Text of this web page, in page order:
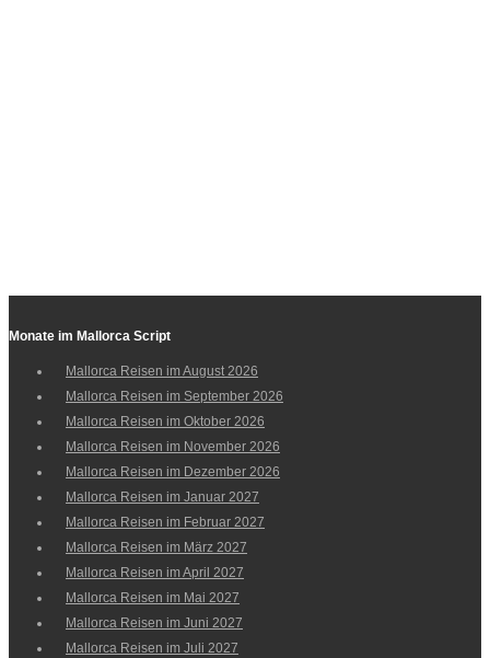
Monate im Mallorca Script
Mallorca Reisen im August 2026
Mallorca Reisen im September 2026
Mallorca Reisen im Oktober 2026
Mallorca Reisen im November 2026
Mallorca Reisen im Dezember 2026
Mallorca Reisen im Januar 2027
Mallorca Reisen im Februar 2027
Mallorca Reisen im März 2027
Mallorca Reisen im April 2027
Mallorca Reisen im Mai 2027
Mallorca Reisen im Juni 2027
Mallorca Reisen im Juli 2027